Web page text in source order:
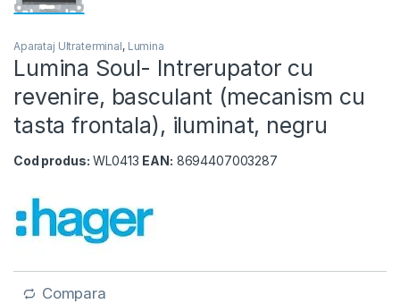
Aparataj Ultraterminal, Lumina
Lumina Soul- Intrerupator cu
revenire, basculant (mecanism cu
tasta frontala), iluminat, negru
Cod produs: WL0413 EAN: 8694407003287
Compara